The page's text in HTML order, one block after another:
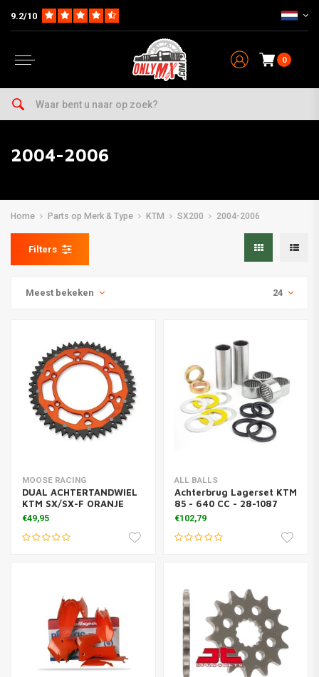
9.2/10
0
2004-2006
Home Parts op Merk & Type KTM SX200 2004-2006
Filters
Meest bekeken 24
MOOSE RACING
DUAL ACHTERTANDWIEL
KTM SX/SX-F ORANJE
€49,95
ALL BALLS
Achterbrug Lagerset KTM
85 - 640 CC - 28-1087
€102,79